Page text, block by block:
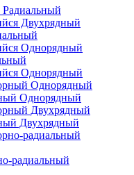
Двухрядный
Однорядный
Однорядный
Двухрядный
радиальный